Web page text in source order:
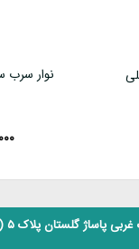
نوار سرب
پاساژ گلستان پلاک ۵